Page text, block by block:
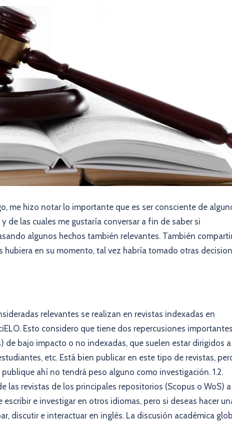
me hizo notar lo importante que es ser consciente de
de las cuales me gustaría conversar a fin de saber si
algunos hechos también relevantes. También
hubiera en su momento, tal vez habría tomado otras
relevantes se realizan en revistas indexadas en
Esto considero que tiene dos repercusiones
de bajo impacto o no indexadas, que suelen estar dirigidos a
etc. Está bien publicar en este tipo de revistas,
ahí no tendrá peso alguno como investigación. 1.2.
las revistas de los principales repositorios (Scopus o WoS) a
e investigar en otros idiomas, pero si deseas hacer
discutir e interactuar en inglés. La discusión académica